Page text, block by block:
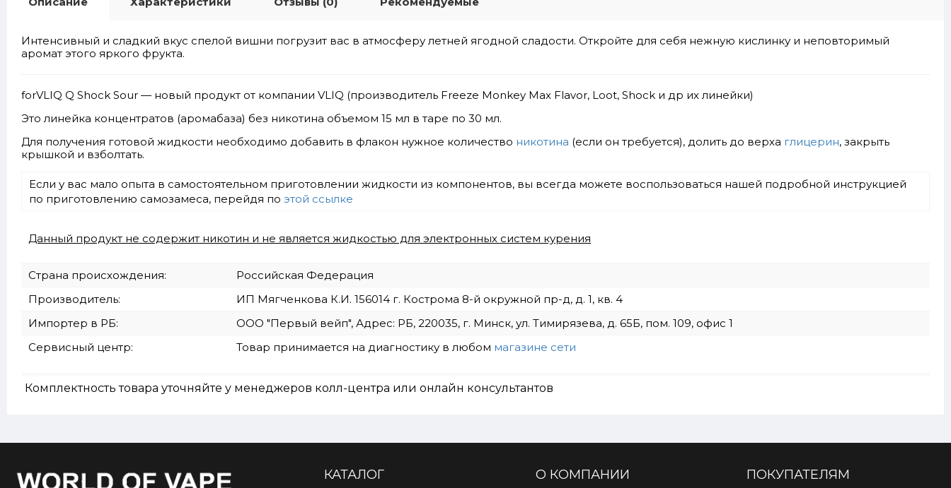
Интенсивный и сладкий вкус спелой вишни погрузит вас в атмосферу летней ягодной сладости. Откройте для себя нежную кислинку и неповторимый
аромат этого яркого фрукта.
forVLIQ Q Shock Sour — новый продукт от компании VLIQ (производитель Freeze Monkey Max Flavor, Loot, Shock и др их линейки)
Это линейка концентратов (аромабаза) без никотина объемом 15 мл в таре по 30 мл.
Для получения готовой жидкости необходимо добавить в флакон нужное количество никотина (если он требуется), долить до верха глицерин, закрыть
крышкой и взболтать.
Если у вас мало опыта в самостоятельном приготовлении жидкости из компонентов, вы всегда можете воспользоваться нашей подробной инструкцией
по приготовлению самозамеса, перейдя по этой ссылке
Данный продукт не содержит никотин и не является жидкостью для электронных систем курения
Страна происхождения:
Российская Федерация
Производитель:
ИП Мягченкова К.И. 156014 г. Кострома 8-й окружной пр-д, д. 1, кв. 4
Импортер в РБ:
ООО "Первый вейп", Адрес: РБ, 220035, г. Минск, ул. Тимирязева, д. 65Б, пом. 109, офис 1
Сервисный центр:
Товар принимается на диагностику в любом магазине сети
Комплектность товара уточняйте у менеджеров колл-центра или онлайн консультантов
КАТАЛОГ О КОМПАНИИ ПОКУПАТЕЛЯМ